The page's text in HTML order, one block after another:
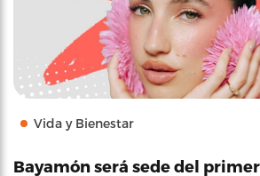
Vida y Bienestar
Bayamón será sede del